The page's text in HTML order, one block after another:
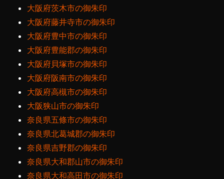
大阪府茨木市の御朱印
大阪府藤井寺市の御朱印
大阪府豊中市の御朱印
大阪府豊能郡の御朱印
大阪府貝塚市の御朱印
大阪府阪南市の御朱印
大阪府高槻市の御朱印
大阪狭山市の御朱印
奈良県五條市の御朱印
奈良県北葛城郡の御朱印
奈良県吉野郡の御朱印
奈良県大和郡山市の御朱印
奈良県大和高田市の御朱印